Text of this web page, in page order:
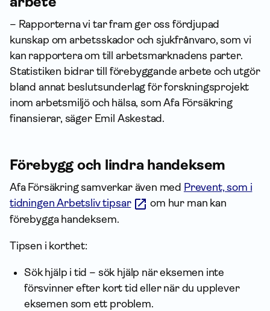
– Rapporterna vi tar fram ger oss fördjupad
kunskap om arbetsskador och sjukfrånvaro, som vi
kan rapportera om till arbetsmarknadens parter.
Statistiken bidrar till förebyggande arbete och utgör
bland annat beslutsunderlag för forskningsprojekt
inom arbetsmiljö och hälsa, som Afa Försäkring
finansierar, säger Emil Askestad.
Förebygg och lindra handeksem
Afa Försäkring samverkar även med Prevent, som i
tidningen Arbetsliv tipsar
om hur man kan
förebygga handeksem.
Tipsen i korthet:
Sök hjälp i tid – sök hjälp när eksemen inte
försvinner efter kort tid eller när du upplever
eksemen som ett problem.